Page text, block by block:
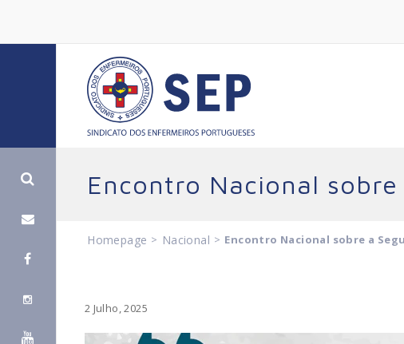
Encontro Nacional
Homepage > Nacional > Encontro Nacional sobre a
2 Julho, 2025